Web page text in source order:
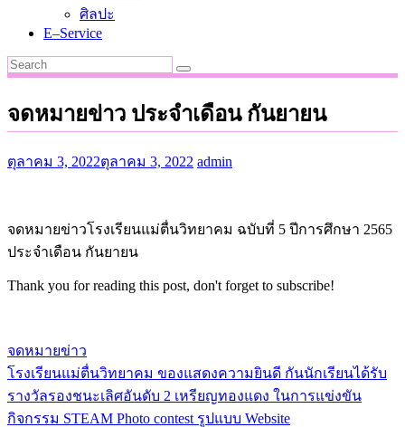
ศิลปะ
E–Service
จดหมายข่าว ประจำเดือน กันยายน
ตุลาคม 3, 2022ตุลาคม 3, 2022 admin
จดหมายข่าวโรงเรียนแม่ตื่นวิทยาคม ฉบับที่ 5 ปีการศึกษา 2565
ประจำเดือน กันยายน
Thank you for reading this post, don't forget to subscribe!
จดหมายข่าว
แนะแนว
เรื่อง
โรงเรียนแม่ตื่นวิทยาคม ของแสดงความยินดี กันนักเรียนได้รับ
รางวัลรองชนะเลิศอันดับ 2 เหรียญทองแดง ในการแข่งขัน
กิจกรรม STEAM Photo contest รูปแบบ Website